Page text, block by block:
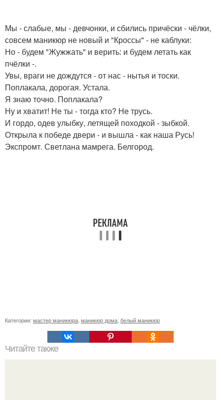
Мы - слабые, мы - девчонки, и сбились причёски - чёлки,
совсем маникюр не новый и "Кроссы" - не каблуки:
Но - будем "Жужжать" и верить: и будем летать как
пчёлки -.
Увы, враги не дождутся - от нас - нытья и тоски.
Поплакала, дорогая. Устала.
Я знаю точно. Поплакала?
Ну и хватит! Не ты - тогда кто? Не трусь.
И гордо, одев улыбку, летящей походкой - зыбкой.
Открыла к победе двери - и вышла - как наша Русь!
Экспромт. Светлана мамрега. Белгород.
Категории: мастер маникюра маникюр дома белый маникюр
Читайте также